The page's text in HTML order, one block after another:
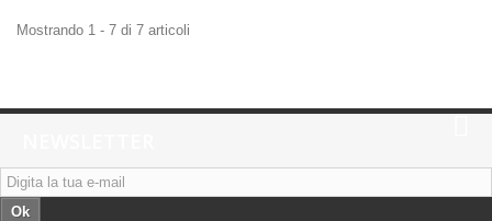
Mostrando 1 - 7 di 7 articoli
Ok